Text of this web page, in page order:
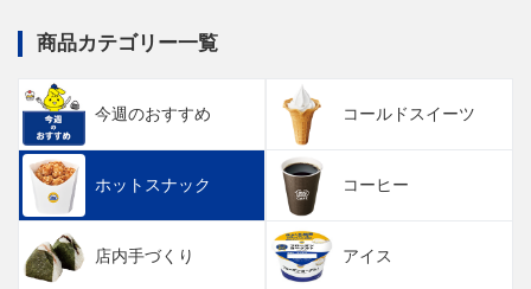
商品カテゴリー一覧
今週のおすすめ コールドスイーツ
ホットスナック コーヒー
店内手づくり アイス